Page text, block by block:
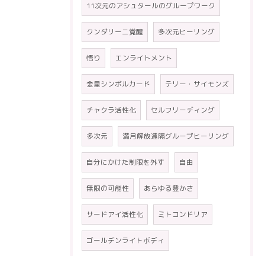
11次元のアシュタールのグループワーク
クンダリーニ覚醒 多次元ヒーリング
悟り エンライトメント
金星シンボルカード テリー・サイモンズ
チャクラ活性化 セルフリーディング
多次元 満月解放遠隔グループヒーリング
自分にかけた制限を外す 自由
無限の可能性 あらゆる豊かさ
サードアイ活性化 ミトコンドリア
ゴールデンライトボディ